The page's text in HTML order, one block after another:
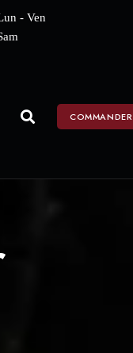
- Ven
COMMANDER